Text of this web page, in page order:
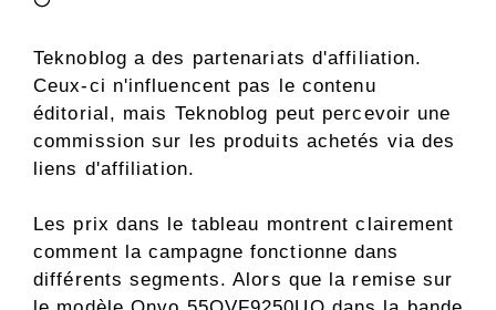
Teknoblog a des partenariats d'affiliation.
Ceux-ci n'influencent pas le contenu
éditorial, mais Teknoblog peut percevoir une
commission sur les produits achetés via des
liens d'affiliation.
Les prix dans le tableau montrent clairement
comment la campagne fonctionne dans
différents segments. Alors que la remise sur